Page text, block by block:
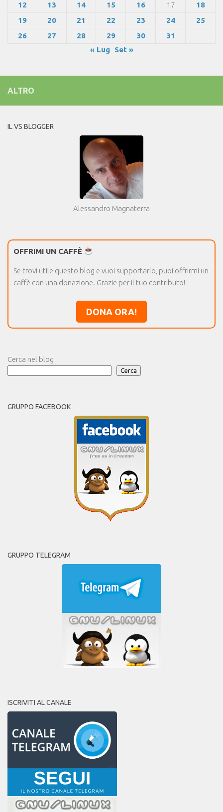
12 13 14 15 16 17
18
19
20 21 22 23 24
25
26
27 28 29 30
31
« Lug
Set »
ALTRO
IL VS BLOGGER
Alessandro Magnaterra
OFFRIMI UN CAFFÈ
Se trovi utile questo blog e vuoi supportarlo, puoi offrirmi un
caffè con una donazione. Grazie per il tuo contributo!
DONA ORA!
Cerca nel blog
Cerca
GRUPPO FACEBOOK
GRUPPO TELEGRAM
ISCRIVITI AL CANALE